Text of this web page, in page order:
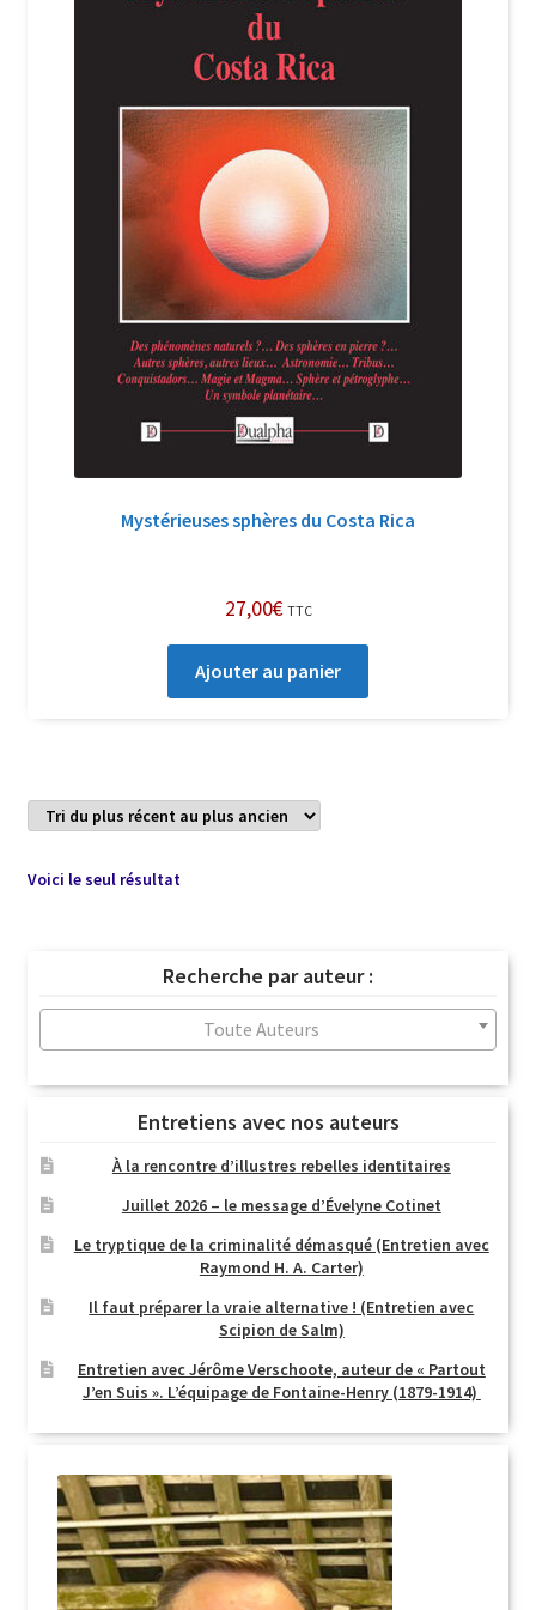
Nous Contacter
Politique de confidentialité et cookies
Qui sommes-nous ?
Soutien à Philippe Randa
Suivi de la Commande
Mystérieuses sphères du Costa Rica
27,00€ TTC
Ajouter au panier
Voici le seul résultat
Recherche par auteur :
Toute Auteurs
Entretiens avec nos auteurs
À la rencontre d’illustres rebelles identitaires
Juillet 2026 – le message d’Évelyne Cotinet
Le tryptique de la criminalité démasqué (Entretien avec
Raymond H. A. Carter)
Il faut préparer la vraie alternative ! (Entretien avec
Scipion de Salm)
Entretien avec Jérôme Verschoote, auteur de « Partout
J’en Suis ». L’équipage de Fontaine-Henry (1879-1914)